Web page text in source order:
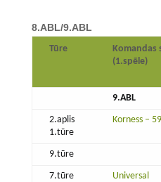
8.ABL/9.ABL
Tūre
Komandas
(1.spēle)
9.ABL
2.aplis
1.tūre
Korness –
9.tūre
7.tūre
Universal